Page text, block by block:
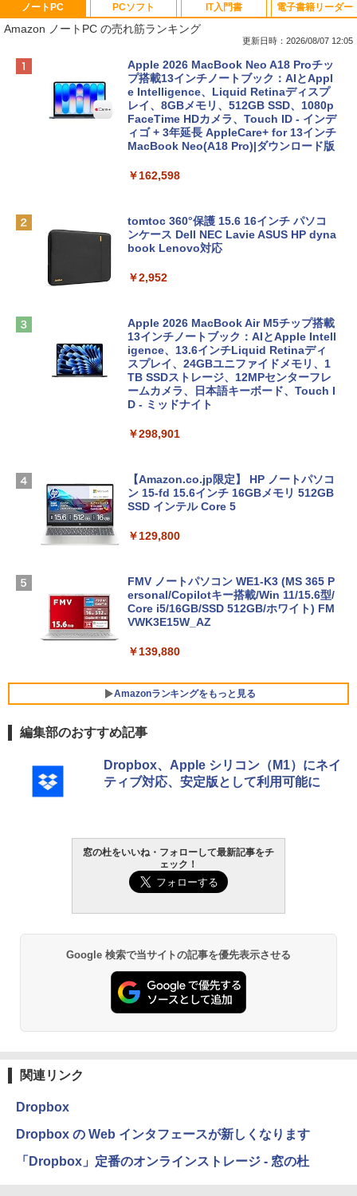
ノートPC
Amazon ノートPC の売れ筋ランキング
更新日時：2026/08/07 12:05
Apple 2026 MacBook Neo A18 Proチッ
プ搭載13インチノートブック：AIとAppl
e Intelligence、Liquid Retinaディスプ
レイ、8GBメモリ、512GB SSD、1080p
FaceTime HDカメラ、Touch ID - インデ
ィゴ + 3年延長 AppleCare+ for 13インチ
MacBook Neo(A18 Pro)|ダウンロード版
￥162,598
tomtoc 360°保護 15.6 16インチ パソコ
ンケース Dell NEC Lavie ASUS HP dyna
book Lenovo対応
￥2,952
Apple 2026 MacBook Air M5チップ搭載
13インチノートブック：AIとApple Intell
igence、13.6インチLiquid Retinaディ
スプレイ、24GBユニファイドメモリ、1
TB SSDストレージ、12MPセンターフレ
ームカメラ、日本語キーボード、Touch I
D - ミッドナイト
￥298,901
【Amazon.co.jp限定】 HP ノートパソコ
ン 15-fd 15.6インチ 16GBメモリ 512GB
SSD インテル Core 5
￥129,800
FMV ノートパソコン WE1-K3 (MS 365 P
ersonal/Copilotキー搭載/Win 11/15.6型/
Core i5/16GB/SSD 512GB/ホワイト) FM
VWK3E15W_AZ
￥139,880
Amazonランキングをもっと見る
PCソフト
Robloxギフトカード - 800 Robux 【限
定バーチャルアイテムを含む】 【オンラ
インゲームコード】 ロブロックス | オン
Microsoft Office Home & Business 202
4(最新 永続版)|オンラインコード版|Wind
￥39,582
Robloxギフトカード - 2,000 Robux 【限
定バーチャルアイテムを含む】 【オンラ
インゲームコード】 ロブロックス | オン
ラインコード版
ラインコード版
￥1,600
IT入門書
生成AIパスポート公式テキスト 第４版
￥1,766
AIイラスト表現辞典: 思い通りの絵を引き
出す プロンプトの言葉 AI画像生成シリー
ズ (はぴーイラストLabo)
￥480
ClaudeCode いちばんやさしい 教科書:
非エンジニア 初心者 素人 でも安心 使い
方 マニュアル AI副業にもコンテンツ作成
にもKindle出版にも！ 非エンジニアのた
めのAIコーディング入門シリーズ
￥2,326
電子書籍リーダー
Amazon Kindle Paperwhite (16GB) 7イ
ンチディスプレイ、色調調節ライト、12
週間持続バッテリー、広告なし、ブラッ
Amazon Kindle - 目に優しい、かさばら
ない、大きな画面で読みやすい、6週間持
書籍リーダー、ブラック、16GB、広告な
￥16,980
Kindle Paperwhite シグニチャーエディ
ション (32GB) 7インチディスプレイ、明
るさ自動調整、色調調節ライト、12週間
Amazon Kindle Colorsoft | 16GBストレ
イ、色調調節ライト、最大8週間持続バッ
編集部のおすすめ記事
Dropbox、Apple シリコン（M1）にネイ
ティブ対応、安定版として利用可能に
窓の杜をいいね・フォローして最新記事をチ
ェック！
Google 検索で当サイトの記事を優先表示させる
関連リンク
Dropbox
Dropbox の Web インタフェースが新しくなります
「Dropbox」定番のオンラインストレージ - 窓の杜